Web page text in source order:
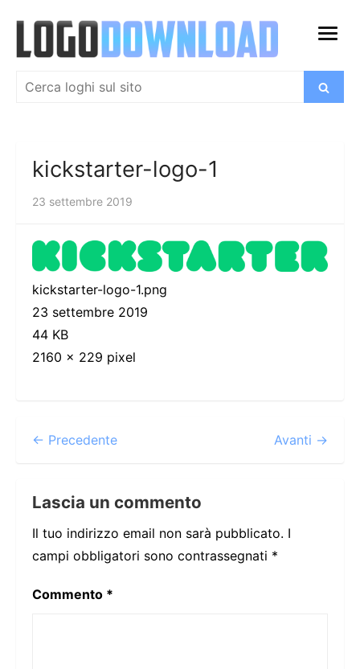
contenuto
apri
Cerca:
Cerca
kickstarter-logo-1
23 settembre 2019
kickstarter-logo-1.png
23 settembre 2019
44 KB
2160 × 229 pixel
← Precedente Avanti →
Lascia un commento
Il tuo indirizzo email non sarà pubblicato. I
campi obbligatori sono contrassegnati *
Commento *